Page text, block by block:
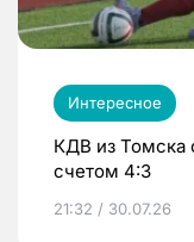
Интересное
КДВ из Томска
счетом 4:3
21:32 / 30.07.26